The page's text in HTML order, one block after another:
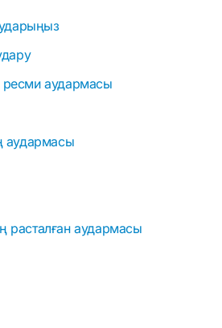
ресми аудармасы
аудармасы
расталған аудармасы